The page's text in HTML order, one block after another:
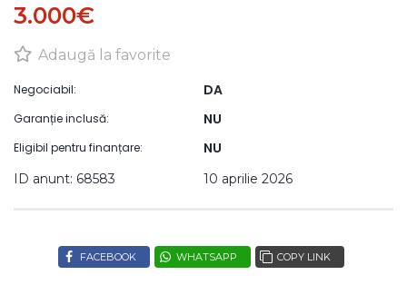
3.000€
Adaugă la favorite
Negociabil: DA
Garanție inclusă: NU
Eligibil pentru finanțare: NU
ID anunt: 68583 10 aprilie 2026
FACEBOOK WHATSAPP COPY LINK